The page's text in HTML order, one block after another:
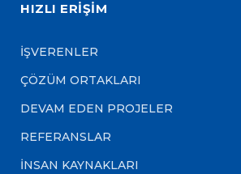
HIZLI ERİŞİM
İŞVERENLER
ÇÖZÜM ORTAKLARI
DEVAM EDEN PROJELER
REFERANSLAR
İNSAN KAYNAKLARI